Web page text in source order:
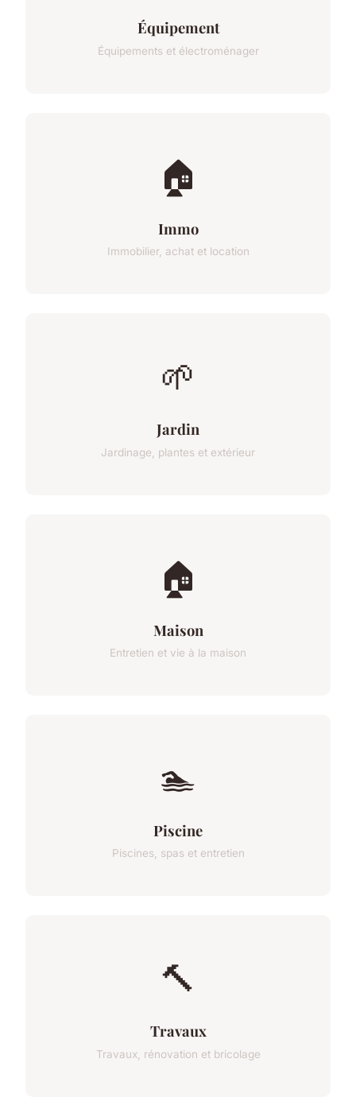
Équipement
Équipements et électroménager
🏠
Immo
Immobilier, achat et location
🌱
Jardin
Jardinage, plantes et extérieur
🏠
Maison
Entretien et vie à la maison
🏊
Piscine
Piscines, spas et entretien
🔨
Travaux
Travaux, rénovation et bricolage